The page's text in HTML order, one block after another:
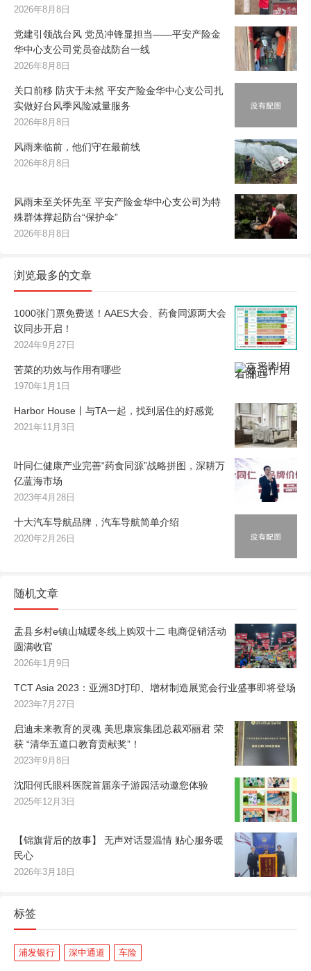
2026年8月8日
党建引领战台风 党员冲锋显担当——平安产险金
华中心支公司党员奋战防台一线
2026年8月8日
关口前移 防灾于未然 平安产险金华中心支公司扎
实做好台风季风险减量服务
2026年8月8日
风雨来临前，他们守在最前线
2026年8月8日
风雨未至关怀先至 平安产险金华中心支公司为特
殊群体撑起防台“保护伞”
2026年8月8日
浏览最多的文章
1000张门票免费送！AAES大会、药食同源两大会
议同步开启！
2024年9月27日
苦菜的功效与作用有哪些
1970年1月1日
Harbor House丨与TA一起，找到居住的好感觉
2021年11月3日
叶同仁健康产业完善“药食同源”战略拼图，深耕万
亿蓝海市场
2023年4月28日
十大汽车导航品牌，汽车导航简单介绍
2020年2月26日
随机文章
盂县乡村e镇山城暖冬线上购双十二 电商促销活动
圆满收官
2026年1月9日
TCT Asia 2023：亚洲3D打印、增材制造展览会行业盛事即将登场
2023年7月27日
启迪未来教育的灵魂 美思康宸集团总裁邓丽君 荣
获 “清华五道口教育贡献奖”！
2023年9月8日
沈阳何氏眼科医院首届亲子游园活动邀您体验
2025年12月3日
【锦旗背后的故事】 无声对话显温情 贴心服务暖
民心
2026年3月18日
标签
浦发银行 深中通道 车险